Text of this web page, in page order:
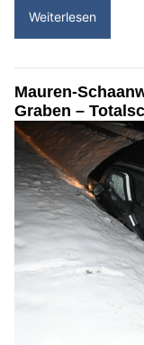
Weiterlesen
Mauren-
Graben –